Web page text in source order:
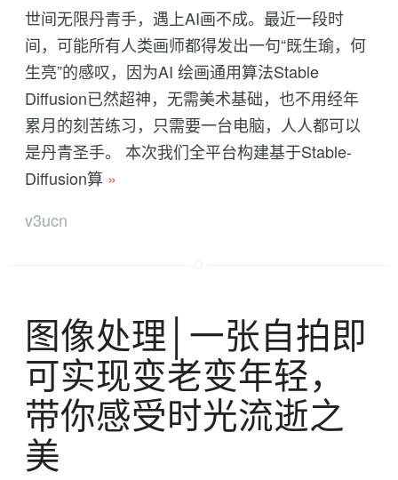
世间无限丹青手，遇上AI画不成。最近一段时
间，可能所有人类画师都得发出一句“既生瑜，何
生亮”的感叹，因为AI 绘画通用算法Stable
Diffusion已然超神，无需美术基础，也不用经年
累月的刻苦练习，只需要一台电脑，人人都可以
是丹青圣手。 本次我们全平台构建基于Stable-
Diffusion算 »
v3ucn
图像处理│一张自拍即
可实现变老变年轻，
带你感受时光流逝之
美